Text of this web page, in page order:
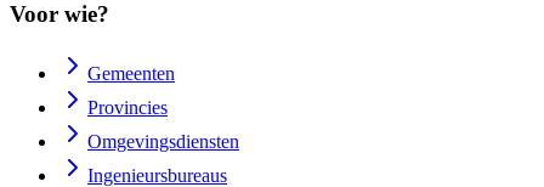
Voor wie?
Gemeenten
Provincies
Omgevingsdiensten
Ingenieursbureaus